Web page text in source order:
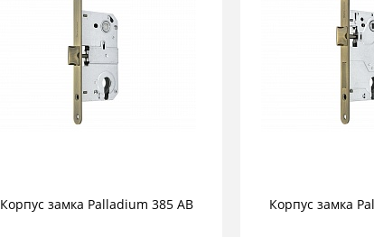
Корпус замка Palladium 385 AB Корпус замка